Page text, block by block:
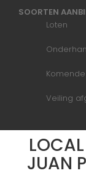
SOORTEN
Loten
Veiling
JUAN